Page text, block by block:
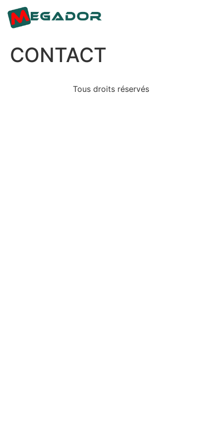
CONTACT
Tous droits réservés